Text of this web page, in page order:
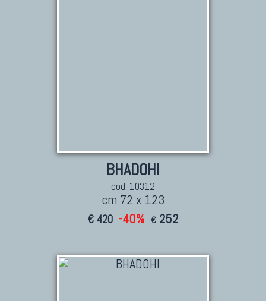
BHADOHI
cod. 10312
cm 72 x 123
€ 420 -40% € 252